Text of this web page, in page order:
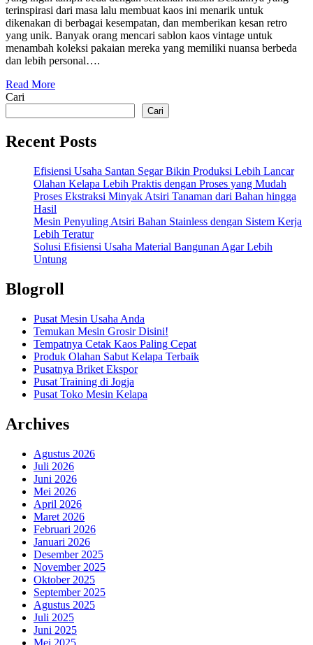
terinspirasi dari masa lalu membuat kaos ini menarik untuk
dikenakan di berbagai kesempatan, dan memberikan kesan retro
yang unik. Banyak orang mencari sablon kaos vintage untuk
menambah koleksi pakaian mereka yang memiliki nuansa berbeda
dan lebih personal….
Read More
Cari
Cari
Recent Posts
Efisiensi Usaha Santan Segar Bikin Produksi Lebih Lancar
Olahan Kelapa Lebih Praktis dengan Proses yang Mudah
Proses Ekstraksi Minyak Atsiri Tanaman dari Bahan hingga
Hasil
Mesin Penyuling Atsiri Bahan Stainless dengan Sistem Kerja
Lebih Teratur
Solusi Efisiensi Usaha Material Bangunan Agar Lebih
Untung
Blogroll
Pusat Mesin Usaha Anda
Temukan Mesin Grosir Disini!
Tempatnya Cetak Kaos Paling Cepat
Produk Olahan Sabut Kelapa Terbaik
Pusatnya Briket Ekspor
Pusat Training di Jogja
Pusat Toko Mesin Kelapa
Archives
Agustus 2026
Juli 2026
Juni 2026
Mei 2026
April 2026
Maret 2026
Februari 2026
Januari 2026
Desember 2025
November 2025
Oktober 2025
September 2025
Agustus 2025
Juli 2025
Juni 2025
Mei 2025